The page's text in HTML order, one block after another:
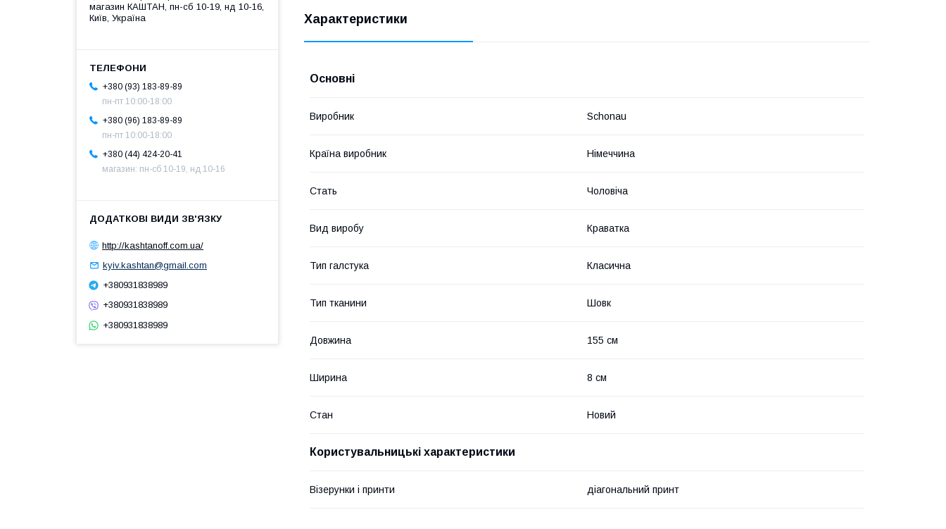
Характеристики
Основні
Виробник Schonau
Країна виробник Німеччина
Стать Чоловіча
Вид виробу Краватка
Тип галстука Класична
Тип тканини Шовк
Довжина 155 см
Ширина 8 см
Стан Новий
Користувальницькі характеристики
Візерунки і принти діагональний принт
магазин КАШТАН, пн-сб 10-19, нд 10-16,
Київ, Україна
+380 (93) 183-89-89
пн-пт 10:00-18:00
+380 (96) 183-89-89
пн-пт 10:00-18:00
+380 (44) 424-20-41
магазин: пн-сб 10-19, нд 10-16
http://kashtanoff.com.ua/
kyiv.kashtan@gmail.com
+380931838989
+380931838989
+380931838989